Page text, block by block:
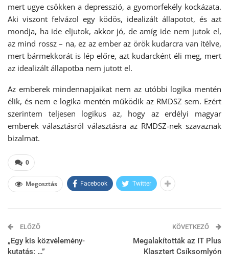
mert ugye csökken a depresszió, a gyomorfekély kockázata.
Aki viszont felvázol egy ködös, idealizált állapotot, és azt
mondja, ha ide eljutok, akkor jó, de amíg ide nem jutok el,
az mind rossz – na, ez az ember az örök kudarcra van ítélve,
mert bármekkorát is lép előre, azt kudarcként éli meg, mert
az idealizált állapotba nem jutott el.
Az emberek mindennapjaikat nem az utóbbi logika mentén
élik, és nem e logika mentén működik az RMDSZ sem. Ezért
szerintem teljesen logikus az, hogy az erdélyi magyar
emberek választásról választásra az RMDSZ-nek szavaznak
bizalmat.
0
Megosztás Facebook Twitter
ELŐZŐ
„Egy kis közvélemény-
kutatás: …”
KÖVETKEZŐ
Megalakították az IT Plus
Klasztert Csíksomlyón